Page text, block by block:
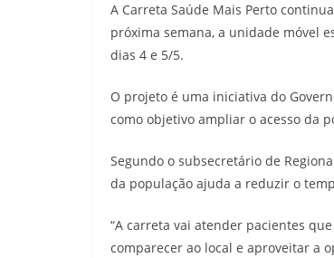
A Carreta Saúde Mais Perto
próxima semana, a unidade móvel
dias 4 e 5/5.
O projeto é uma iniciativa do
como objetivo ampliar o acesso da
Segundo o subsecretário de
da população ajuda a reduzir o
“A carreta vai atender pacientes
comparecer ao local e aproveitar a